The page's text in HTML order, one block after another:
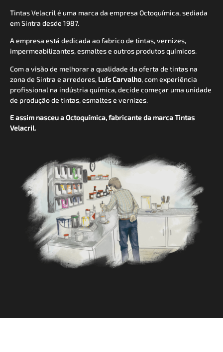
Tintas Velacril é uma marca da empresa Octoquímica, sediada
em Sintra desde 1987.
A empresa está dedicada ao fabrico de tintas, vernizes,
impermeabilizantes, esmaltes e outros produtos químicos.
Com a visão de melhorar a qualidade da oferta de tintas na
zona de Sintra e arredores, Luís Carvalho, com experiência
profissional na indústria química, decide começar uma unidade
de produção de tintas, esmaltes e vernizes.
E assim nasceu a Octoquímica, fabricante da marca Tintas
Velacril.